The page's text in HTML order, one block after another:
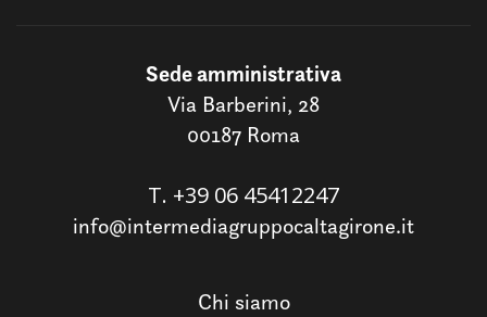
Sede amministrativa
Via Barberini, 28
00187 Roma
T. +39 06 45412247
info@intermediagruppocaltagirone.it
Chi siamo